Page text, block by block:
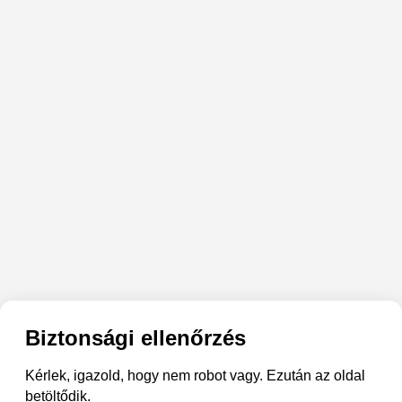
Biztonsági ellenőrzés
Kérlek, igazold, hogy nem robot vagy. Ezután az oldal
betöltődik.